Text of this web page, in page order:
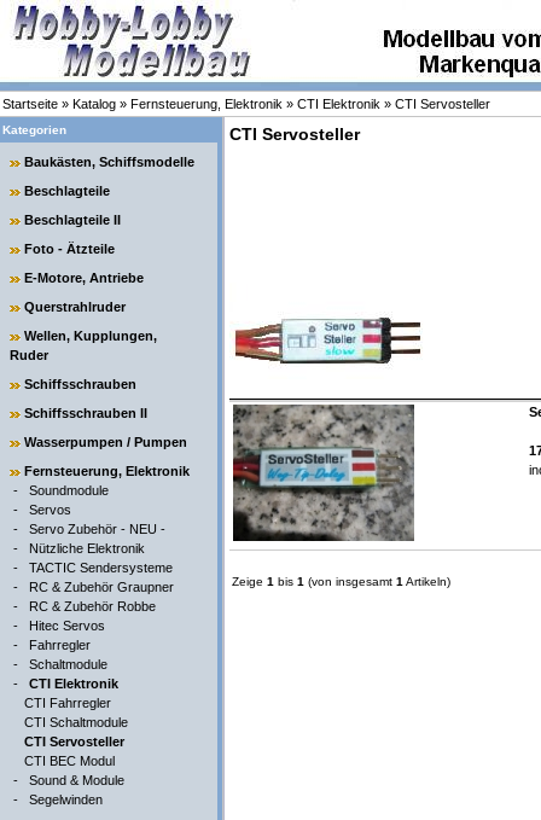
Startseite » Katalog » Fernsteuerung, Elektronik » CTI Elektronik » CTI Servosteller
Kategorien
Baukästen, Schiffsmodelle
Beschlagteile
Beschlagteile II
Foto - Ätzteile
E-Motore, Antriebe
Querstrahlruder
Wellen, Kupplungen,
Ruder
Schiffsschrauben
Schiffsschrauben II
Wasserpumpen / Pumpen
Fernsteuerung, Elektronik
- Soundmodule
- Servos
- Servo Zubehör - NEU -
- Nützliche Elektronik
- TACTIC Sendersysteme
- RC & Zubehör Graupner
- RC & Zubehör Robbe
- Hitec Servos
- Fahrregler
- Schaltmodule
- CTI Elektronik
CTI Fahrregler
CTI Schaltmodule
CTI Servosteller
CTI BEC Modul
- Sound & Module
- Segelwinden
CTI Servosteller
Zeige 1 bis 1 (von insgesamt 1 Artikeln)